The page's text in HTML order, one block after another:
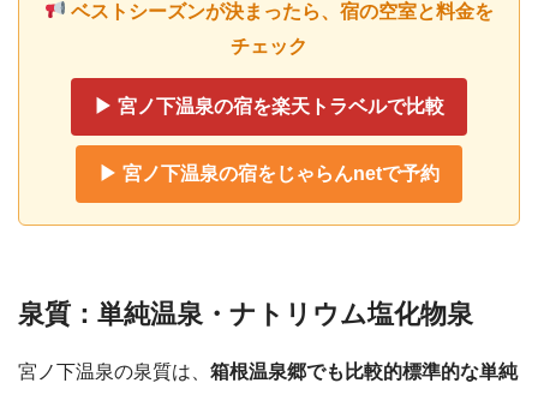
ベストシーズンが決まったら、宿の空室と料金を
チェック
▶ 宮ノ下温泉の宿を楽天トラベルで比較
▶ 宮ノ下温泉の宿をじゃらんnetで予約
泉質：単純温泉・ナトリウム塩化物泉
宮ノ下温泉の泉質は、 箱根温泉郷でも比較的標準的な単純